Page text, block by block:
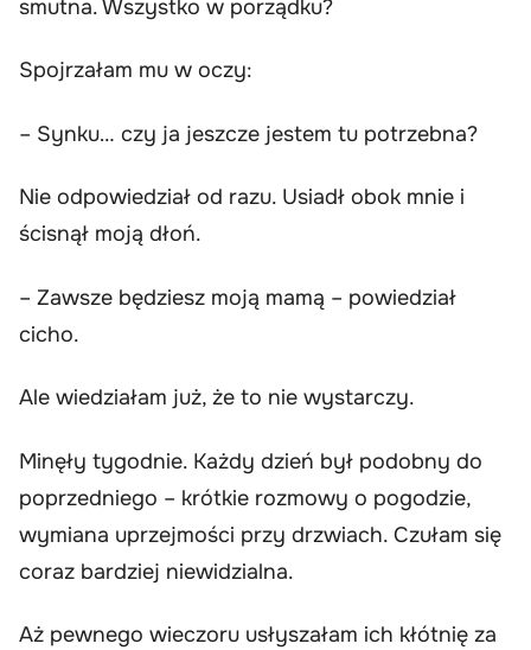
smutna. Wszystko w porządku?
Spojrzałam mu w oczy:
– Synku… czy ja jeszcze jestem tu potrzebna?
Nie odpowiedział od razu. Usiadł obok mnie i
ścisnął moją dłoń.
– Zawsze będziesz moją mamą – powiedział
cicho.
Ale wiedziałam już, że to nie wystarczy.
Minęły tygodnie. Każdy dzień był podobny do
poprzedniego – krótkie rozmowy o pogodzie,
wymiana uprzejmości przy drzwiach. Czułam się
coraz bardziej niewidzialna.
Aż pewnego wieczoru usłyszałam ich kłótnię za